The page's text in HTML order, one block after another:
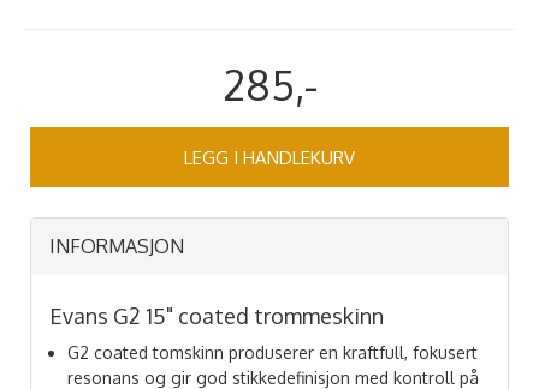
285,-
LEGG I HANDLEKURV
INFORMASJON
Evans G2 15" coated trommeskinn
G2 coated tomskinn produserer en kraftfull, fokusert
resonans og gir god stikkedefinisjon med kontroll på